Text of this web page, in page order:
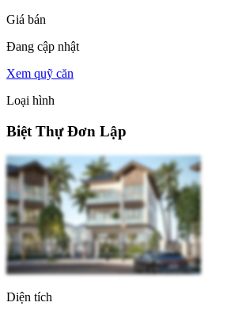
Giá bán
Đang cập nhật
Xem quỹ căn
Loại hình
Biệt Thự Đơn Lập
Diện tích